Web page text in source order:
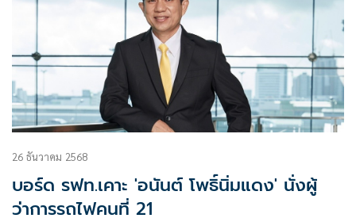
26 ธันวาคม 2568
บอร์ด รฟท.เคาะ 'อนันต์ โพธิ์นิ่มแดง' นั่งผู้
ว่าการรถไฟคนที่ 21